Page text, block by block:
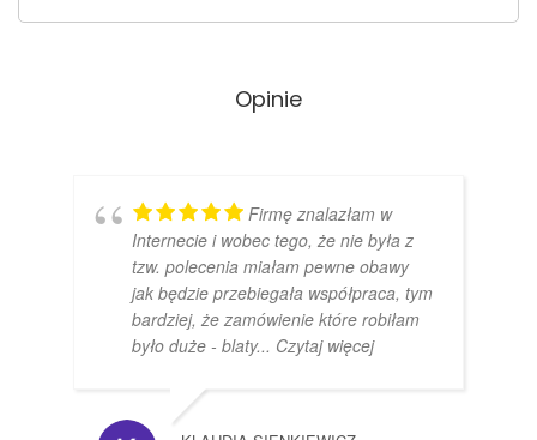
Opinie
Firmę znalazłam w
Internecie i wobec tego, że nie była z
tzw. polecenia miałam pewne obawy
jak będzie przebiegała współpraca, tym
bardziej, że zamówienie które robiłam
było duże - blaty... Czytaj więcej